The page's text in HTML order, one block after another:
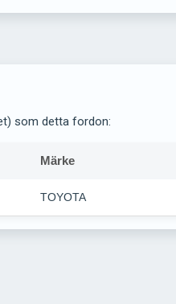
som detta fordon:
Märke
TOYOTA